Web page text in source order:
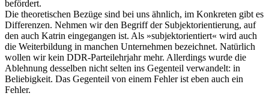
befördert.
Die theoretischen Bezüge sind bei uns ähnlich, im Konkreten gibt es
Differenzen. Nehmen wir den Begriff der Subjektorientierung, auf
den auch Katrin eingegangen ist. Als »subjektorientiert« wird auch
die Weiterbildung in manchen Unternehmen bezeichnet. Natürlich
wollen wir kein DDR-Parteilehrjahr mehr. Allerdings wurde die
Ablehnung desselben nicht selten ins Gegenteil verwandelt: in
Beliebigkeit. Das Gegenteil von einem Fehler ist eben auch ein
Fehler.